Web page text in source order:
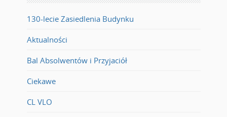
130-lecie Zasiedlenia Budynku
Aktualności
Bal Absolwentów i Przyjaciół
Ciekawe
CL VLO